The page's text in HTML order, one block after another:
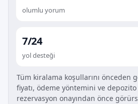
olumlu yorum
7/24
yol desteği
Tüm kiralama koşullarını önceden
fiyatı, ödeme yöntemini ve
rezervasyon onayından önce